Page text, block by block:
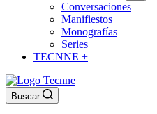
Conversaciones
Manifiestos
Monografías
Series
TECNNE +
Buscar